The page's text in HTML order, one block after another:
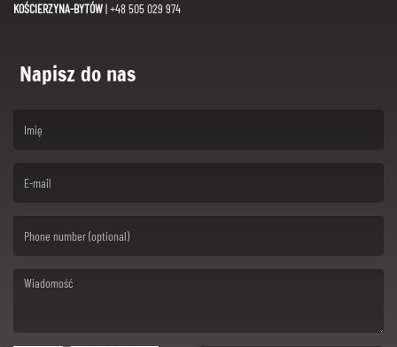
KOŚCIERZYNA-BYTÓW| +48 505 029 974
Napisz do nas